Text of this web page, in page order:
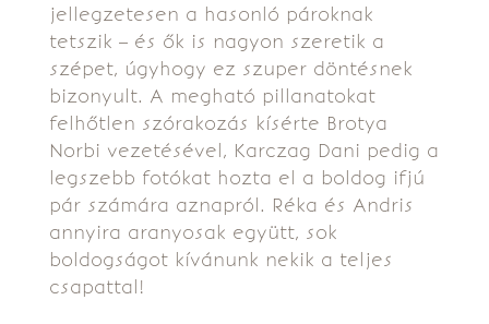
jellegzetesen a hasonló pároknak
tetszik – és ők is nagyon szeretik a
szépet, úgyhogy ez szuper döntésnek
bizonyult. A megható pillanatokat
felhőtlen szórakozás kísérte Brotya
Norbi vezetésével, Karczag Dani pedig a
legszebb fotókat hozta el a boldog ifjú
pár számára aznapról. Réka és Andris
annyira aranyosak együtt, sok
boldogságot kívánunk nekik a teljes
csapattal!